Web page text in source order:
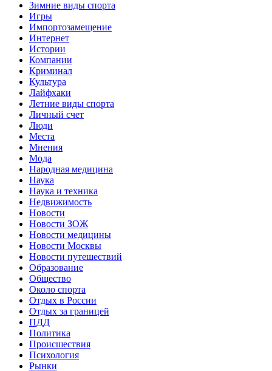
Зимние виды спорта
Игры
Импортозамещение
Интернет
Истории
Компании
Криминал
Культура
Лайфхаки
Летние виды спорта
Личный счет
Люди
Места
Мнения
Мода
Народная медицина
Наука
Наука и техника
Недвижимость
Новости
Новости ЗОЖ
Новости медицины
Новости Москвы
Новости путешествий
Образование
Общество
Около спорта
Отдых в России
Отдых за границей
ПДД
Политика
Происшествия
Психология
Рынки